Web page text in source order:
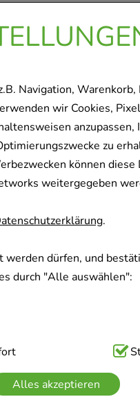
Navigation, Warenkorb,
wir Cookies,
anzupassen,
zu
können diese
weitergegeben
.
dürfen, und
durch "Alle auswählen":
die für die
weshalb auf
Alles akzeptieren